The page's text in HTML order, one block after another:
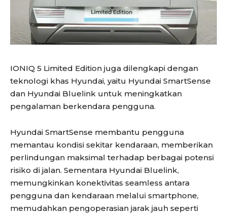
IONIQ 5 Limited Edition juga dilengkapi dengan
teknologi khas Hyundai, yaitu Hyundai SmartSense
dan Hyundai Bluelink untuk meningkatkan
pengalaman berkendara pengguna.
Hyundai SmartSense membantu pengguna
memantau kondisi sekitar kendaraan, memberikan
perlindungan maksimal terhadap berbagai potensi
risiko di jalan. Sementara Hyundai Bluelink,
memungkinkan konektivitas seamless antara
pengguna dan kendaraan melalui smartphone,
memudahkan pengoperasian jarak jauh seperti